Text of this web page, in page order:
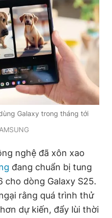
Tòa soạn Chính sách bảo
Hải Thành
BTTTT cấp ngày 24.3.2020
Báo Thanh Niên. Cấm sao
JSC.
Galaxy trong tháng tới
nghệ đã xôn xao
đang chuẩn bị tung
cho dòng Galaxy S25.
rằng quá trình thử
dự kiến, đẩy lùi thời